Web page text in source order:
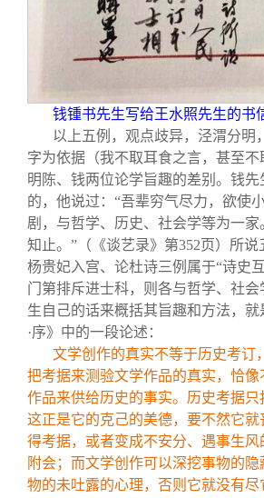
钱锺书先生写给王水照先生的书
以上五例，观点歧异，泾渭分明
字为依据（我不取耳食之言，甚至
明陈、钱两位论学旨趣的差别。钱先
的，他说过：“吾辈穷气尽力，欲使
剧，与哲学、历史、社会学等为一
知止。”（《谈艺录》第352页）所
杨贵妃入宫、论杜诗三例属于“诗史
门第排斥进士科，则各与哲学、社
生自己的话来概括其旨趣和方法，
·序》中的一段论述：
文学创作的真实不等于历史考订
把考据来测验文学作品的真实，恰
作品来供给历史的事实。历史考据只
这正是它的克己的美德，要不然它
得考据，或者变成不安分、遇事生
附会；而文学创作可以深挖事物的
物的未吐露的心理，否则它就没有尽